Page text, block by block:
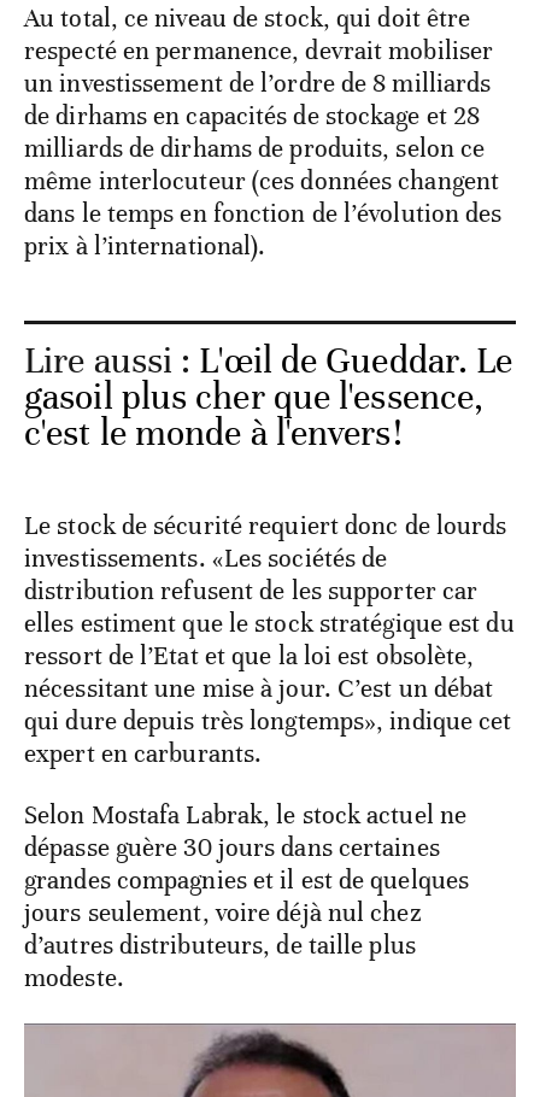
Au total, ce niveau de stock, qui doit être
respecté en permanence, devrait mobiliser
un investissement de l’ordre de 8 milliards
de dirhams en capacités de stockage et 28
milliards de dirhams de produits, selon ce
même interlocuteur (ces données changent
dans le temps en fonction de l’évolution des
prix à l’international).
Lire aussi : L'œil de Gueddar. Le
gasoil plus cher que l'essence,
c'est le monde à l'envers!
Le stock de sécurité requiert donc de lourds
investissements. «Les sociétés de
distribution refusent de les supporter car
elles estiment que le stock stratégique est du
ressort de l’Etat et que la loi est obsolète,
nécessitant une mise à jour. C’est un débat
qui dure depuis très longtemps», indique cet
expert en carburants.
Selon Mostafa Labrak, le stock actuel ne
dépasse guère 30 jours dans certaines
grandes compagnies et il est de quelques
jours seulement, voire déjà nul chez
d’autres distributeurs, de taille plus
modeste.